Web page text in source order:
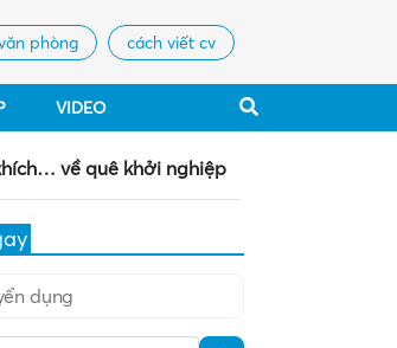
phòng cách viết cv
VIDEO
về quê khởi nghiệp